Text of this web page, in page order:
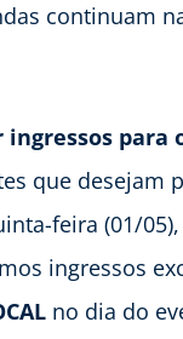
continuam
para
que desejam
feira (01/05),
ingressos
no dia do